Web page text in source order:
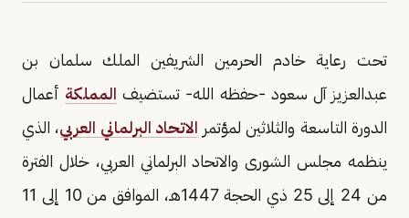
تحت رعاية خادم الحرمين الشريفين الملك سلمان بن
عبدالعزيز آل سعود -حفظه الله- تستضيف المملكة أعمال
الدورة التاسعة والثلاثين لمؤتمر الاتحاد البرلماني العربي، الذي
ينظمه مجلس الشورى والاتحاد البرلماني العربي، خلال الفترة
من 24 إلى 25 ذي الحجة 1447هـ، الموافق من 10 إلى 11